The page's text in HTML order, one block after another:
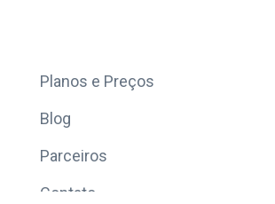
Planos e Preços
Blog
Parceiros
Contato